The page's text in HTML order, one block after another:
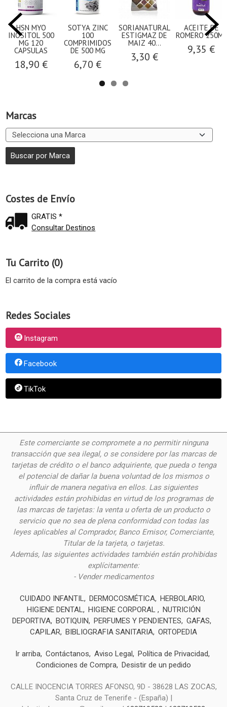
Marcas
Costes de Envío
GRATIS *
Consultar Destinos
Tu Carrito (0)
El carrito de la compra está vacío
Redes Sociales
Instagram
Facebook
TikTok
HSN MYO
INOSITOL 500
MG 120
CAPSULAS
18,90 €
SOTYA ZINC
100
COMPRIMIDOS
DE 500 MG
6,70 €
SORIANATURAL
ESTIGMAZ DE
MAIZ 40...
3,30 €
ACEITE DE
ROMERO 250ML
9,35 €
Este comerciante se compromete a no permitir ninguna
transacción que sea ilegal, o se considere por las marcas de
tarjetas de crédito o el banco adquiriente, que pueda o tenga
el potencial de dañar la buena voluntad de los mismos o
influir de manera negativa en ellos. Las siguientes
actividades están prohibidas en virtud de los programas de
las marcas de tarjetas: la venta u oferta de un producto o
servicio que no sea de plena conformidad con todas las
leyes aplicables al Comprador, Banco Emisor, Comerciante,
Titular de la tarjeta, o tarjetas.
Además, las siguientes actividades también están prohibidas
explícitamente:
- Vender medicamentos
CUIDADO INFANTIL DERMOCOSMÉTICA HERBOLARIO
HIGIENE DENTAL
HIGIENE CORPORAL
NUTRICIÓN
DEPORTIVA BOTIQUIN PERFUMES Y PENDIENTES
GAFAS
CAPILAR
BIBLIOGRAFIA SANITARIA ORTOPEDIA
Ir arriba Contáctanos Aviso Legal
Política de Privacidad
Condiciones de Compra
Desistir de un pedido
CALLE INOCENCIA TORRES AFONSO, 9D - 38628 LAS ZOCAS,
Santa Cruz de Tenerife - (España) |